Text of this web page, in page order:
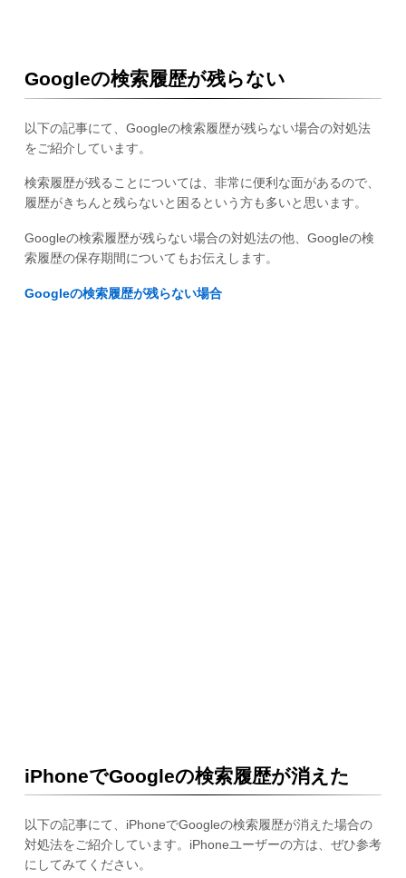
Googleの検索履歴が残らない
以下の記事にて、Googleの検索履歴が残らない場合の対処法
をご紹介しています。
検索履歴が残ることについては、非常に便利な面があるので、
履歴がきちんと残らないと困るという方も多いと思います。
Googleの検索履歴が残らない場合の対処法の他、Googleの検
索履歴の保存期間についてもお伝えします。
Googleの検索履歴が残らない場合
iPhoneでGoogleの検索履歴が消えた
以下の記事にて、iPhoneでGoogleの検索履歴が消えた場合の
対処法をご紹介しています。iPhoneユーザーの方は、ぜひ参考
にしてみてください。